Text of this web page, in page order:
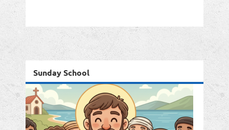
Sunday School